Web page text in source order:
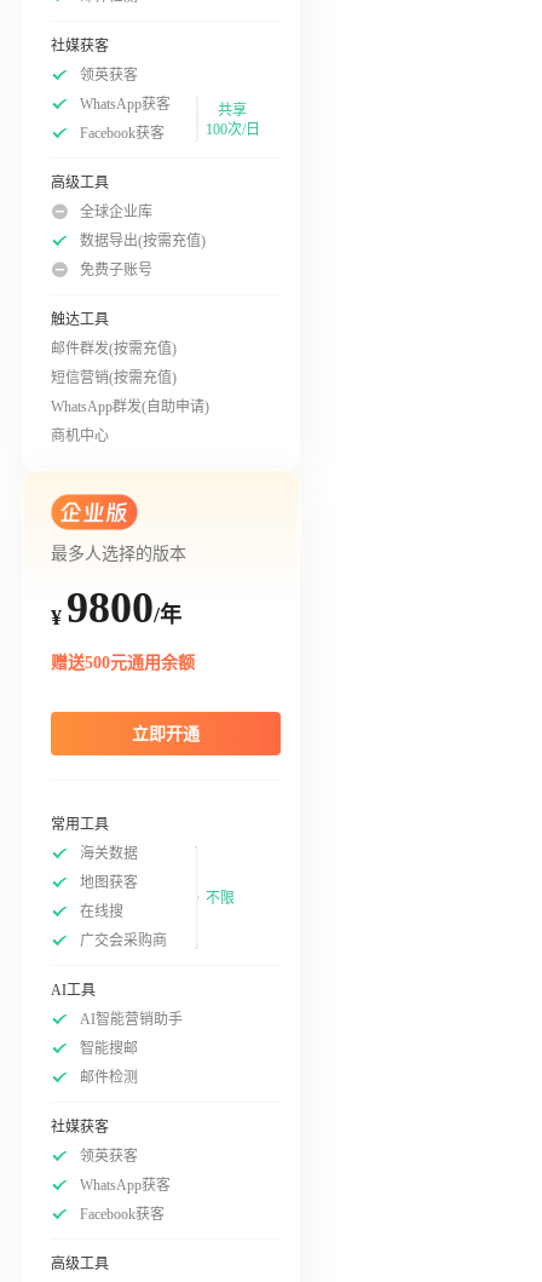
社媒获客
领英获客
WhatsApp获客
Facebook获客
共享
100次/日
高级工具
全球企业库
数据导出(按需充值)
免费子账号
触达工具
邮件群发(按需充值)
短信营销(按需充值)
WhatsApp群发(自助申请)
商机中心
最多人选择的版本
¥ 9800/年
赠送500元通用余额
立即开通
常用工具
海关数据
地图获客
在线搜
广交会采购商
不限
AI工具
AI智能营销助手
智能搜邮
邮件检测
社媒获客
领英获客
WhatsApp获客
Facebook获客
高级工具